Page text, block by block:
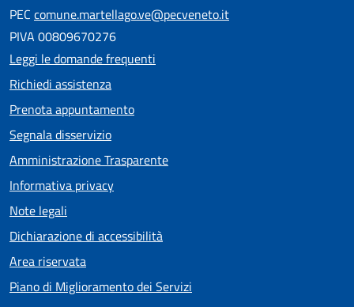
PEC comune.martellago.ve@pecveneto.it
PIVA 00809670276
Leggi le domande frequenti
Richiedi assistenza
Prenota appuntamento
Segnala disservizio
Amministrazione Trasparente
Informativa privacy
Note legali
Dichiarazione di accessibilità
Area riservata
Piano di Miglioramento dei Servizi